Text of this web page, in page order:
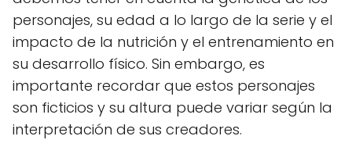
personajes, su edad a lo largo de la serie y el
impacto de la nutrición y el entrenamiento en
su desarrollo físico. Sin embargo, es
importante recordar que estos personajes
son ficticios y su altura puede variar según la
interpretación de sus creadores.